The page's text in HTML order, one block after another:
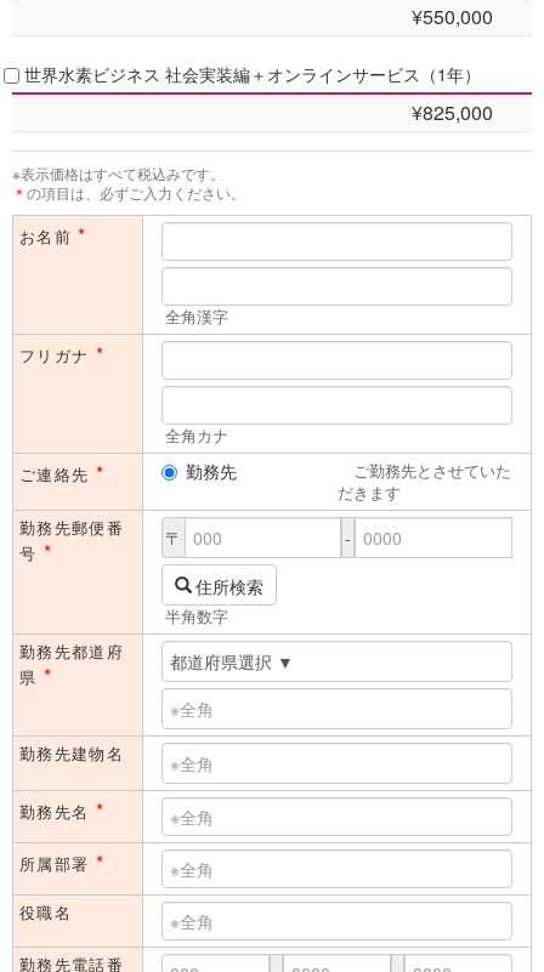
本フォームのご利用は、法人（内におけるご担当者の方）に限ら
せていただきます。同業者の方や学生の方、及び個人的な関心に
よる目的でのご利用はご遠慮いただいております。予めご了承く
¥550,000
世界水素ビジネス 社会実装編＋オンラインサービス（1年）
¥825,000
※表示価格はすべて税込みです。
＊の項目は、必ずご入力ください。
お名前*
全角漢字
フリガナ *
全角カナ
ご連絡先 * 勤務先
ご勤務先とさせていた
だきます
勤務先郵便番
号 * 〒 -
住所検索
半角数字
勤務先都道府
県 *
勤務先建物名
勤務先名 *
所属部署 *
役職名
勤務先電話番